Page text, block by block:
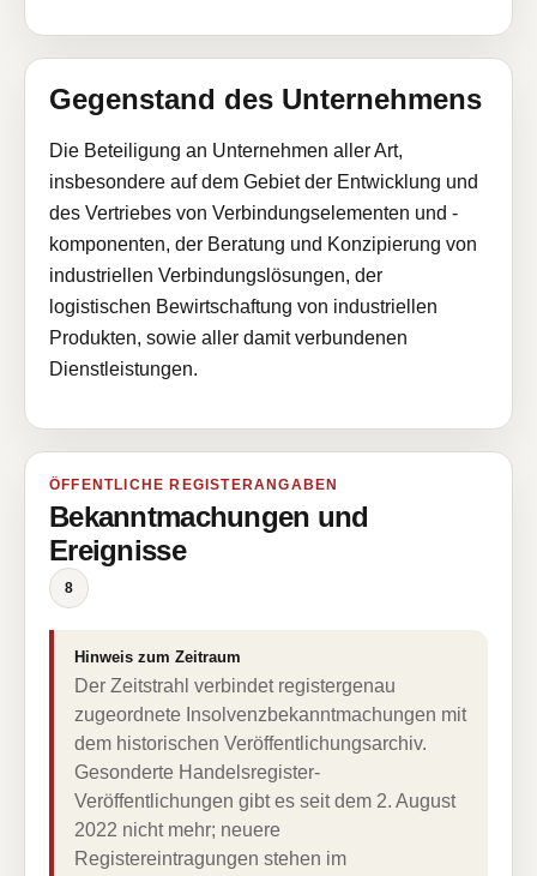
Gegenstand des Unternehmens
Die Beteiligung an Unternehmen aller Art,
insbesondere auf dem Gebiet der Entwicklung und
des Vertriebes von Verbindungselementen und -
komponenten, der Beratung und Konzipierung von
industriellen Verbindungslösungen, der
logistischen Bewirtschaftung von industriellen
Produkten, sowie aller damit verbundenen
Dienstleistungen.
ÖFFENTLICHE REGISTERANGABEN
Bekanntmachungen und
Ereignisse
8
Hinweis zum Zeitraum
Der Zeitstrahl verbindet registergenau
zugeordnete Insolvenzbekanntmachungen mit
dem historischen Veröffentlichungsarchiv.
Gesonderte Handelsregister-
Veröffentlichungen gibt es seit dem 2. August
2022 nicht mehr; neuere
Registereintragungen stehen im